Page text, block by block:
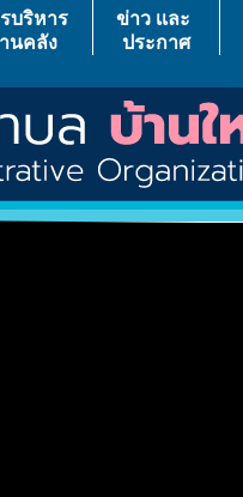
บริหาร
นคลัง
ข่าว เเละ
ประกาศ